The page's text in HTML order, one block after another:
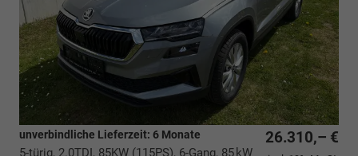
26.310,– €
unverbindliche Lieferzeit: 6 Monate
5-türig, 2.0TDI, 85KW (115PS), 6-Gang, 85 kW